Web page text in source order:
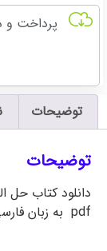
پرداخت و
توضیحات
توضیحات
pdf به زبان فارسی ترجمه عیسی یاوری + نمونه سوالات تستی